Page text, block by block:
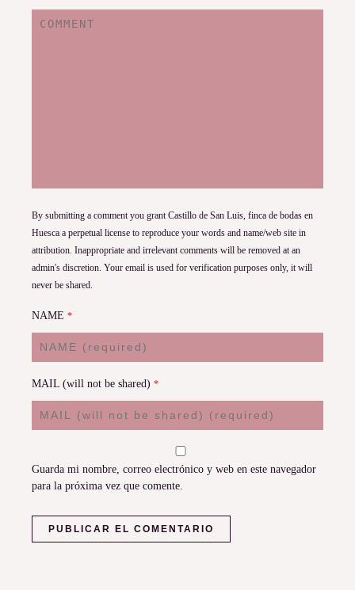
By submitting a comment you grant Castillo de San Luis, finca de bodas en
Huesca a perpetual license to reproduce your words and name/web site in
attribution. Inappropriate and irrelevant comments will be removed at an
admin's discretion. Your email is used for verification purposes only, it will
never be shared.
NAME *
MAIL (will not be shared) *
Guarda mi nombre, correo electrónico y web en este navegador
para la próxima vez que comente.